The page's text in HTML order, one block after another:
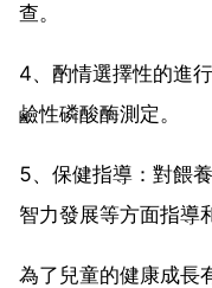
查。
4、酌情選擇性的進
鹼性磷酸酶測定。
5、保健指導：對餵
智力發展等方面指導
為了兒童的健康成長